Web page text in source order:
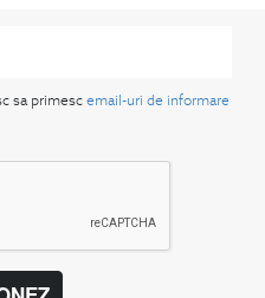
sa primescemail-uri de informare